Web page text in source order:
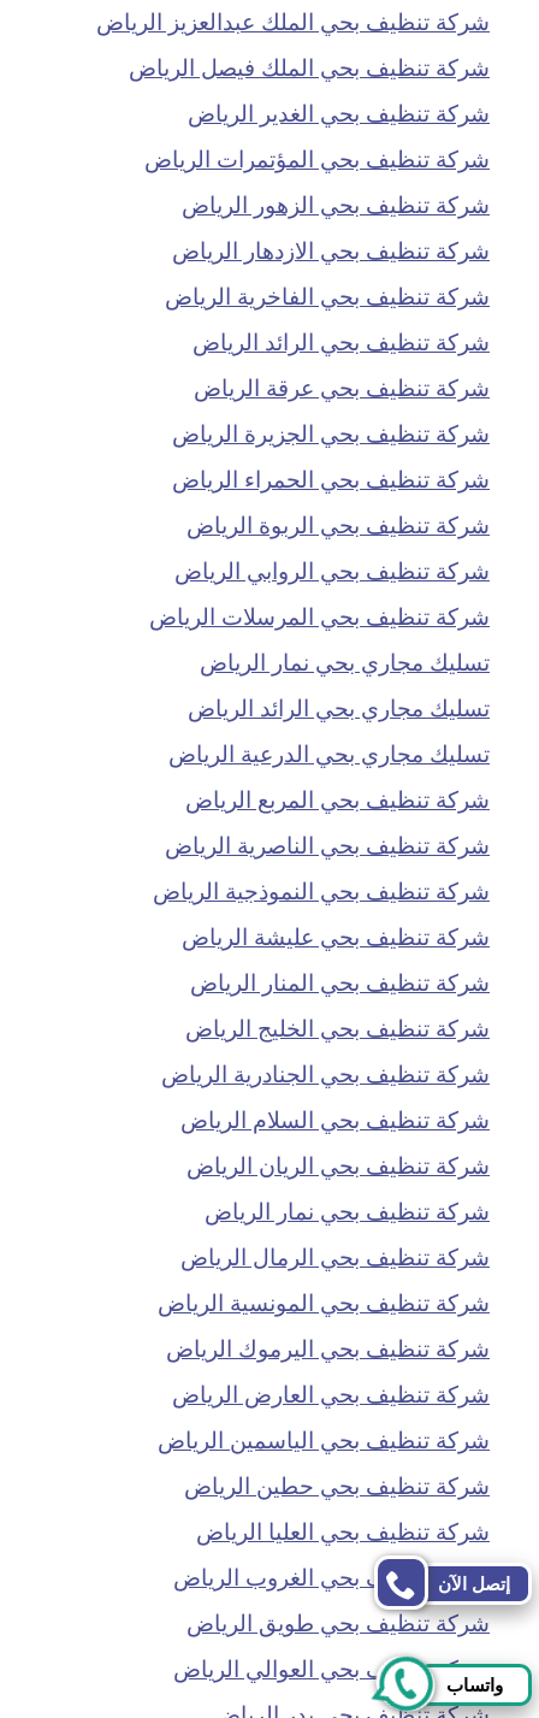
شركة تنظيف بحي الملك عبدالعزيز الرياض
شركة تنظيف بحي الملك فيصل الرياض
شركة تنظيف بحي الغدير الرياض
شركة تنظيف بحي المؤتمرات الرياض
شركة تنظيف بحي الزهور الرياض
شركة تنظيف بحي الازدهار الرياض
شركة تنظيف بحي الفاخرية الرياض
شركة تنظيف بحي الرائد الرياض
شركة تنظيف بحي عرقة الرياض
شركة تنظيف بحي الجزيرة الرياض
شركة تنظيف بحي الحمراء الرياض
شركة تنظيف بحي الربوة الرياض
شركة تنظيف بحي الروابي الرياض
شركة تنظيف بحي المرسلات الرياض
تسليك مجاري بحي نمار الرياض
تسليك مجاري بحي الرائد الرياض
تسليك مجاري بحي الدرعية الرياض
شركة تنظيف بحي المربع الرياض
شركة تنظيف بحي الناصرية الرياض
شركة تنظيف بحي النموذجية الرياض
شركة تنظيف بحي عليشة الرياض
شركة تنظيف بحي المنار الرياض
شركة تنظيف بحي الخليج الرياض
شركة تنظيف بحي الجنادرية الرياض
شركة تنظيف بحي السلام الرياض
شركة تنظيف بحي الريان الرياض
شركة تنظيف بحي نمار الرياض
شركة تنظيف بحي الرمال الرياض
شركة تنظيف بحي المونسية الرياض
شركة تنظيف بحي اليرموك الرياض
شركة تنظيف بحي العارض الرياض
شركة تنظيف بحي الياسمين الرياض
شركة تنظيف بحي حطين الرياض
شركة تنظيف بحي العليا الرياض
شركة تنظيف بحي الغروب الرياض
شركة تنظيف بحي طويق الرياض
شركة تنظيف بحي العوالي الرياض
إتصل الآن
واتساب